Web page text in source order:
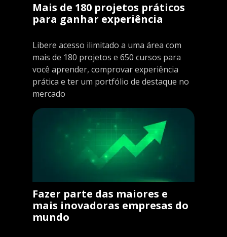
Mais de 180 projetos práticos
para ganhar experiência
Libere acesso ilimitado a uma área com
mais de 180 projetos e 650 cursos para
você aprender, comprovar experiência
prática e ter um portfólio de destaque no
mercado
Fazer parte das maiores e
mais inovadoras empresas do
mundo